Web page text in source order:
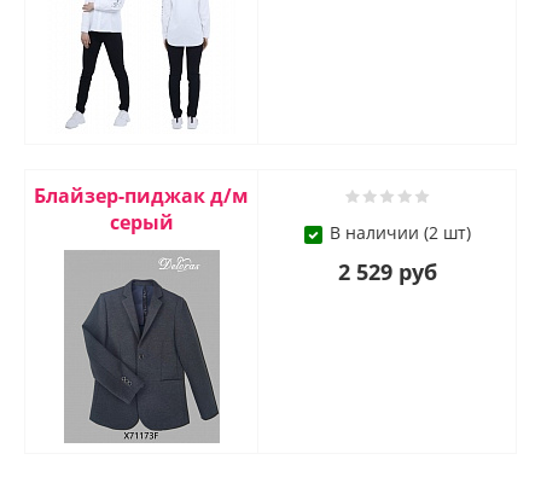
Блайзер-пиджак д/м
серый
В наличии (2 шт)
2 529 руб